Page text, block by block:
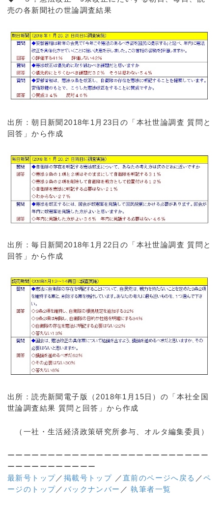
売の各新聞社の世論調査結果
出所：朝日新聞2018年1月23日の「本社世論調査 質問と
回答」から作成
出所：毎日新聞2018年1月22日の「本社世論調査 質問と
回答」から作成
出所：読売新聞電子版（2018年1月15日）の「本社全国
世論調査結果 質問と回答」から作成
（一社・生活経済政策研究所参与、オルタ編集委員）
ーーーーーーーーーーーーーーーーーーーーーーーーー
ーーーーーーーーーーー
最新号トップ／ 掲載号トップ ／直前のページへ戻る ／ペ
ージのトップ／ バックナンバー ／執筆者一覧